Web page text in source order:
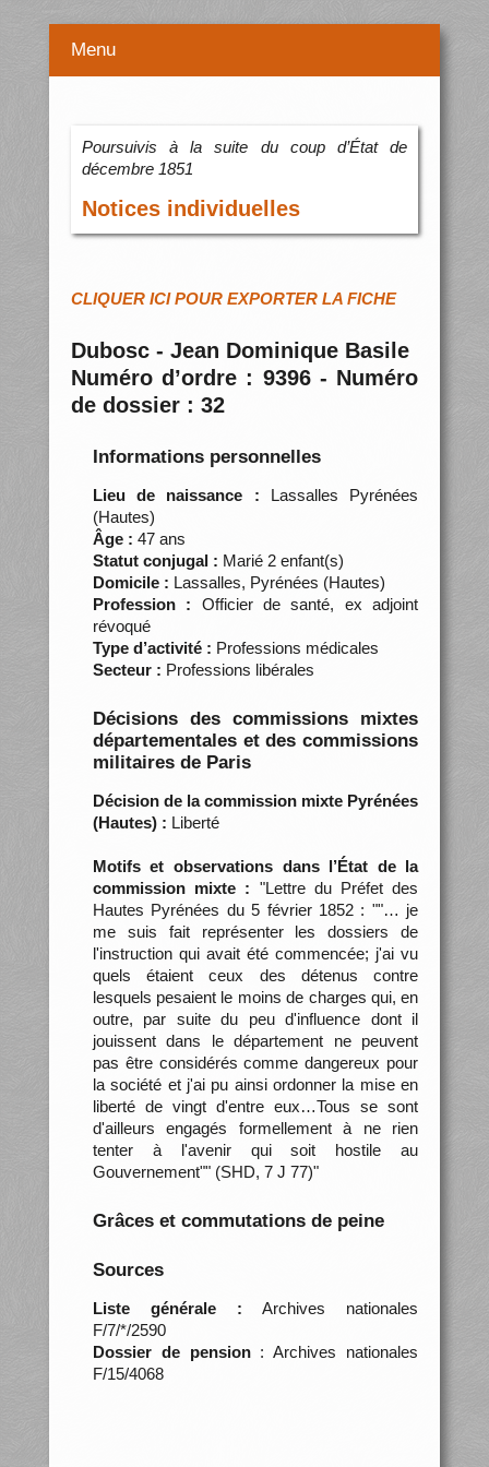
Menu
Poursuivis à la suite du coup d’État de
décembre 1851
Notices individuelles
CLIQUER ICI POUR EXPORTER LA FICHE
Dubosc - Jean Dominique Basile
Numéro d’ordre : 9396 - Numéro
de dossier : 32
Informations personnelles
Lieu de naissance : Lassalles Pyrénées
(Hautes)
Âge : 47 ans
Statut conjugal : Marié 2 enfant(s)
Domicile : Lassalles, Pyrénées (Hautes)
Profession : Officier de santé, ex adjoint
révoqué
Type d’activité : Professions médicales
Secteur : Professions libérales
Décisions des commissions mixtes
départementales et des commissions
militaires de Paris
Décision de la commission mixte Pyrénées
(Hautes) : Liberté
Motifs et observations dans l’État de la
commission mixte : "Lettre du Préfet des
Hautes Pyrénées du 5 février 1852 : ""… je
me suis fait représenter les dossiers de
l'instruction qui avait été commencée; j'ai vu
quels étaient ceux des détenus contre
lesquels pesaient le moins de charges qui, en
outre, par suite du peu d'influence dont il
jouissent dans le département ne peuvent
pas être considérés comme dangereux pour
la société et j'ai pu ainsi ordonner la mise en
liberté de vingt d'entre eux…Tous se sont
d'ailleurs engagés formellement à ne rien
tenter à l'avenir qui soit hostile au
Gouvernement"" (SHD, 7 J 77)"
Grâces et commutations de peine
Sources
Liste générale : Archives nationales
F/7/*/2590
Dossier de pension: Archives nationales
F/15/4068